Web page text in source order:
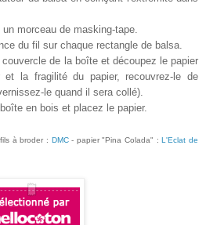
morceau de masking-tape.
du fil sur chaque rectangle de balsa.
de la boîte et découpez le papier
et la fragilité du papier, recouvrez-le de
le quand il sera collé).
en bois et placez le papier.
à broder : DMC- papier "Pina Colada" :L'Eclat de